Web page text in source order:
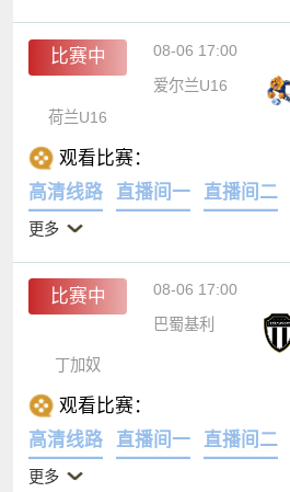
比赛中 08-06 17:00
爱尔兰U16
荷兰U16
观看比赛：
高清线路
直播间一 直播间二
更多
比赛中 08-06 17:00
巴蜀基利
丁加奴
观看比赛：
高清线路
直播间一 直播间二
更多